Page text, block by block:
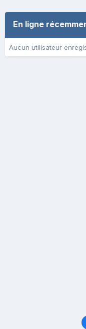
En ligne
Aucun utilisateur